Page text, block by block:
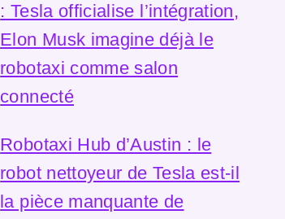
: Tesla officialise l’intégration,
Elon Musk imagine déjà le
robotaxi comme salon
connecté
Robotaxi Hub d’Austin : le
robot nettoyeur de Tesla est-il
la pièce manquante de